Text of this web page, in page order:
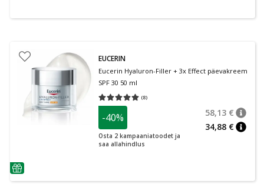
nõuanne
EUCERIN
Eucerin Hyaluron-Filler + 3x Effect päevakreem
SPF 30 50 ml
(8)
Keskmine hinnang 5.00
-40%
Osta 2 kampaaniatoodet ja
saa allahindlus
58,13 €
34,88 €